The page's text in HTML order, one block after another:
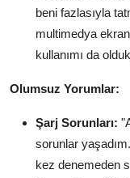
beni fazlasıyla
multimedya
kullanımı da
Olumsuz Yorumlar:
Şarj Sorunları:
sorunlar
kez denemeden